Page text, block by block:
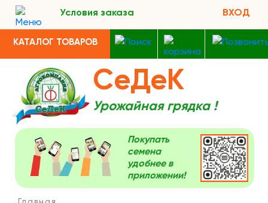
Условия заказа ВХОД
КАТАЛОГ ТОВАРОВ
СеДеК
Урожайная грядка !
Покупать
семена
удобнее в
приложении!